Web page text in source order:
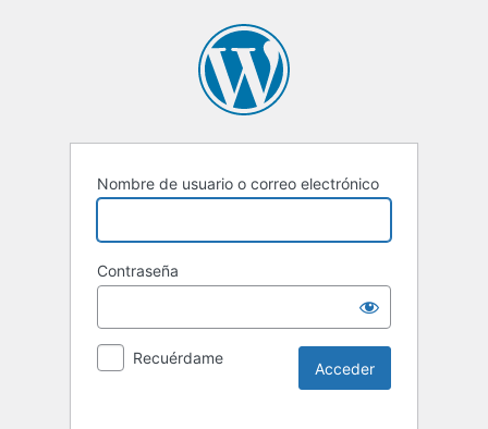
Nombre de usuario o correo electrónico
Contraseña
Recuérdame